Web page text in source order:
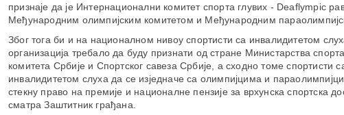
признаје да је Интернационални комитет спорта глувих - Deaflympic
Међународним олимпијским комитетом и Међународним
Због тога би и на националном нивоу спортисти са инвалидитетом
организација требало да буду признати од стране Министарства
комитета Србије и Спортског савеза Србије, а сходно томе спортисти
инвалидитетом слуха да се изједначе са олимпијцима и
стекну право на премије и националне пензије за врхунска спортска
сматра Заштитник грађана.